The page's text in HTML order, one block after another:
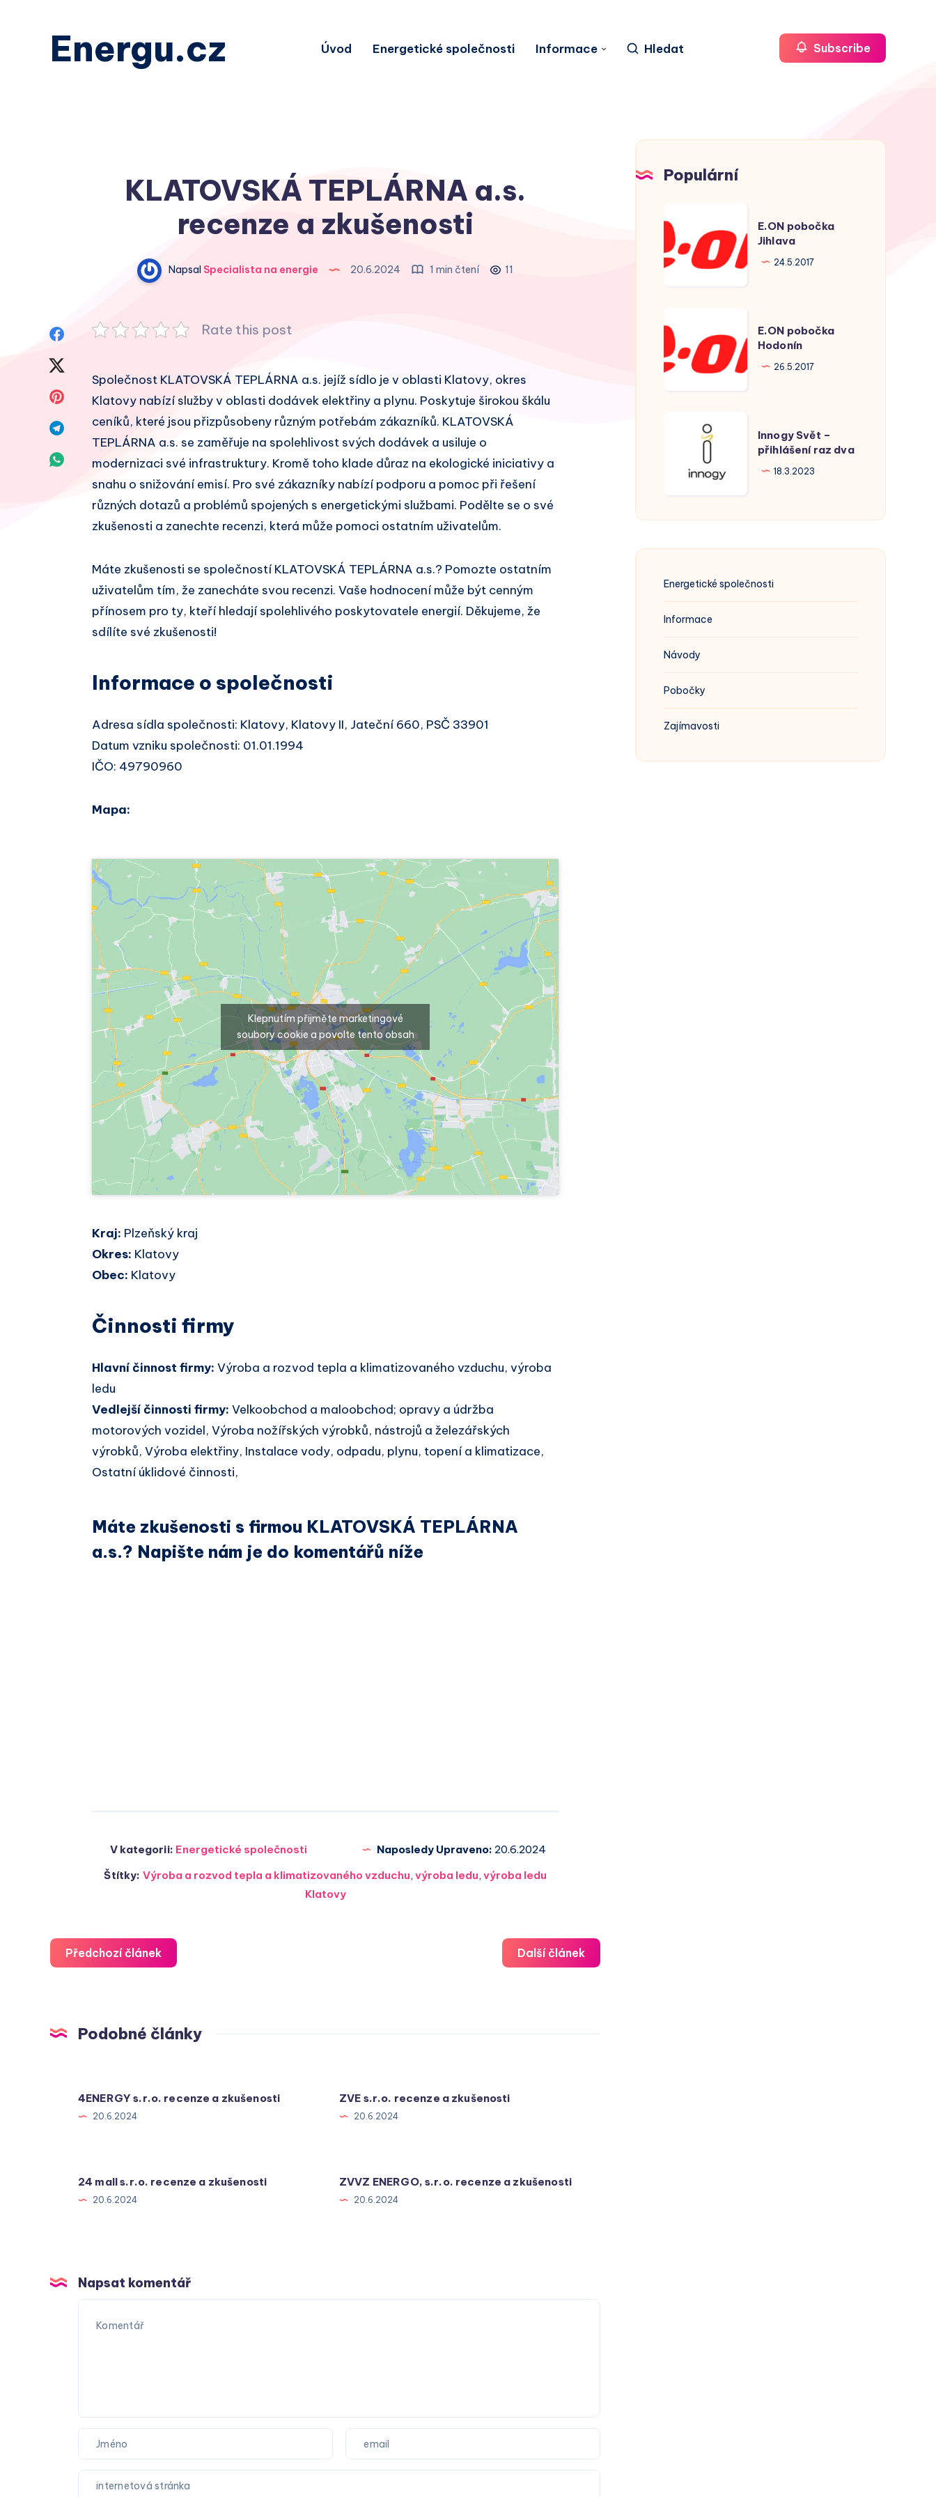
Energu.cz Úvod Energetické společnosti Informace Hledat Subscribe
KLATOVSKÁ TEPLÁRNA a.s.
recenze a zkušenosti
Napsal Specialista na energie 20.6.2024 1 min čtení 11
Sdílet
Facebook
Twitter
Sdílet
Pinterest
Sdílet
Telegram
Sdílet
Whatsapp
Rate this post
Společnost KLATOVSKÁ TEPLÁRNA a.s. jejíž sídlo je v oblasti Klatovy, okres
Klatovy nabízí služby v oblasti dodávek elektřiny a plynu. Poskytuje širokou škálu
ceníků, které jsou přizpůsobeny různým potřebám zákazníků. KLATOVSKÁ
TEPLÁRNA a.s. se zaměřuje na spolehlivost svých dodávek a usiluje o
modernizaci své infrastruktury. Kromě toho klade důraz na ekologické iniciativy a
snahu o snižování emisí. Pro své zákazníky nabízí podporu a pomoc při řešení
různých dotazů a problémů spojených s energetickými službami. Podělte se o své
zkušenosti a zanechte recenzi, která může pomoci ostatním uživatelům.
Máte zkušenosti se společností KLATOVSKÁ TEPLÁRNA a.s.? Pomozte ostatním
uživatelům tím, že zanecháte svou recenzi. Vaše hodnocení může být cenným
přínosem pro ty, kteří hledají spolehlivého poskytovatele energií. Děkujeme, že
sdílíte své zkušenosti!
Informace o společnosti
Adresa sídla společnosti: Klatovy, Klatovy II, Jateční 660, PSČ 33901
Datum vzniku společnosti: 01.01.1994
IČO: 49790960
Mapa:
Klepnutím přijměte marketingové
soubory cookie a povolte tento obsah
Kraj: Plzeňský kraj
Okres: Klatovy
Obec: Klatovy
Činnosti firmy
Hlavní činnost firmy: Výroba a rozvod tepla a klimatizovaného vzduchu, výroba
ledu
Vedlejší činnosti firmy: Velkoobchod a maloobchod; opravy a údržba
motorových vozidel, Výroba nožířských výrobků, nástrojů a železářských
výrobků, Výroba elektřiny, Instalace vody, odpadu, plynu, topení a klimatizace,
Ostatní úklidové činnosti,
Máte zkušenosti s firmou KLATOVSKÁ TEPLÁRNA
a.s.? Napište nám je do komentářů níže
V kategorii: Energetické společnosti Naposledy Upraveno: 20.6.2024
Štítky: Výroba a rozvod tepla a klimatizovaného vzduchu, výroba ledu, výroba ledu
Klatovy
Předchozí článek Další článek
Podobné články
4ENERGY s.r.o. recenze a zkušenosti
20.6.2024
ZVE s.r.o. recenze a zkušenosti
20.6.2024
24 mall s.r.o. recenze a zkušenosti
20.6.2024
ZVVZ ENERGO, s.r.o. recenze a zkušenosti
20.6.2024
Napsat komentář
Populární
pobočka
Jihlava
E.ON pobočka
Jihlava
24.5.2017
pobočka
Hodonín
E.ON pobočka
Hodonín
26.5.2017
přihlášení
dva
Innogy Svět –
přihlášení raz dva
18.3.2023
Energetické společnosti
Informace
Návody
Pobočky
Zajímavosti